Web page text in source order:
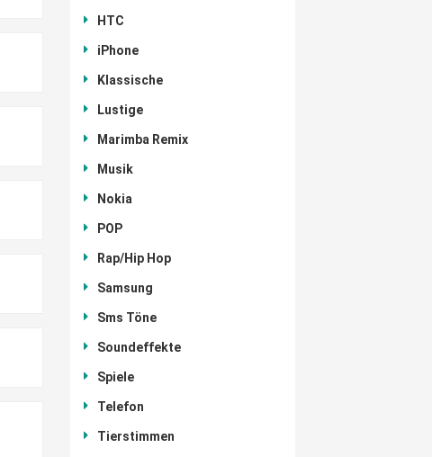
HTC
iPhone
Klassische
Lustige
Marimba Remix
Musik
Nokia
POP
Rap/Hip Hop
Samsung
Sms Töne
Soundeffekte
Spiele
Telefon
Tierstimmen